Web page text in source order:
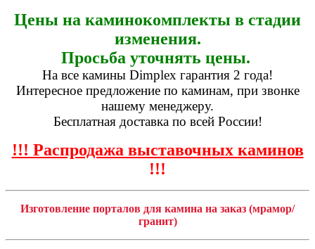
Цены на каминокомплекты в стадии
изменения.
Просьба уточнять цены.
На все камины Dimplex гарантия 2 года!
Интересное предложение по каминам, при звонке
нашему менеджеру.
Бесплатная доставка по всей России!
!!! Распродажа выставочных каминов
!!!
Изготовление порталов для камина на заказ (мрамор/
гранит)